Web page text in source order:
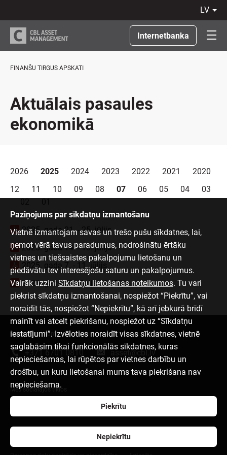
LV
RU
EN
LT
Internetbanka
FINANŠU TIRGUS APSKATI
Aktuālais pasaules
ekonomikā
2026 2025 2024 2023 2022 2021
2020
12
11 10 09 08 07 06 05 04
03
2025. gada 21. - 25. jūlijs
2025. gada 14. - 18. jūlijs
2025. gada 7. - 11. jūlijs
2025. gada 30. jūnijs - 4. jūlijs
Paziņojums par sīkdatņu izmantošanu
Vietnē izmantojam savas un trešo pušu sīkdatnes, lai,
ņemot vērā tavus paradumus, nodrošinātu ērtāku
vietnes un tiešsaistes pakalpojumu lietošanu un
piedāvātu tev interesējošu saturu un pakalpojumus.
Vairāk uzzini Sīkdatņu lietošanas noteikumos. Tu vari
piekrist sīkdatņu izmantošanai, nospiežot “Piekrītu”, vai
noraidīt tās, nospiežot “Nepiekrītu”, kā arī jebkurā brīdī
mainīt vai atcelt piekrišanu, nospiežot uz “Sīkdatņu
iestatījumi”. Izvēloties noraidīt visas sīkdatnes, vietnē
saglabāsim tikai funkcionālās sīkdatnes, kuras
nepieciešamas, lai rūpētos par vietnes darbību un
drošību, un kuru lietošanai mums tava piekrišana nav
nepieciešama.
Piekrītu
Nepiekrītu
Sazinies ar mums
+371 6701 0810 asset@cbl.lv
Mēs sociālajos tīklos
Lapas lietošanas noteikumi